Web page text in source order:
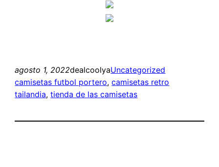
agosto 1, 2022dealcoolyaUncategorized
camisetas futbol portero, camisetas retro
tailandia, tienda de las camisetas